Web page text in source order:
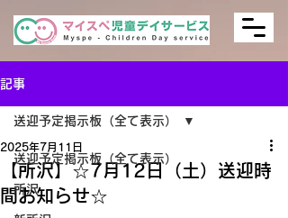
記事
送迎予定掲示板（全て表示）
所沢
送迎予定掲示板（全て表示）
【所沢】☆7月12日（土）送迎時
間お知らせ☆
2025年7月11日